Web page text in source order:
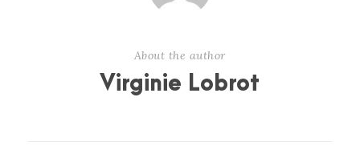
About the author
Virginie Lobrot